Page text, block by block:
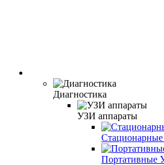
Диагностика
УЗИ аппараты
Портативные